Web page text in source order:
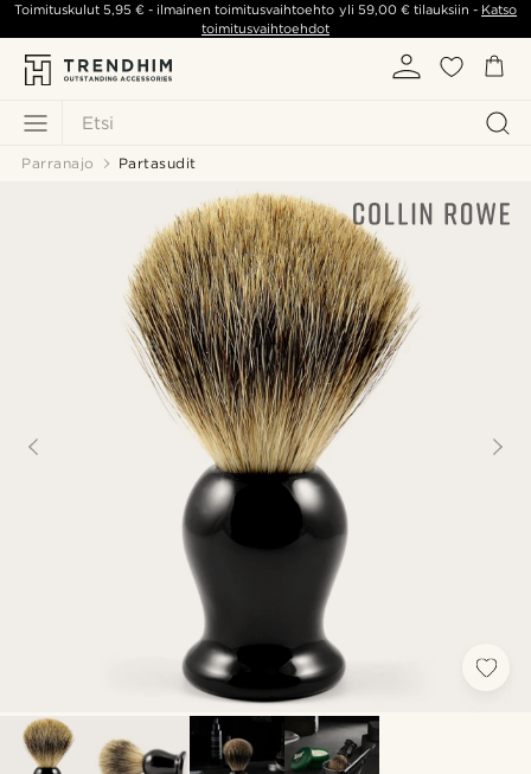
Etsi
Toimituskulut5,95 € - ilmainen toimitusvaihtoehto yli 59,00 €tilauksiin - Katso
toimitusvaihtoehdot
Parranajo Partasudit